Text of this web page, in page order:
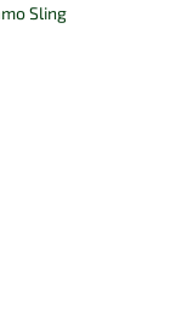
Sling